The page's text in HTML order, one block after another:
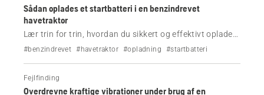
Sådan oplades et startbatteri i en benzindrevet
havetraktor
Lær trin for trin, hvordan du sikkert og effektivt oplader
din Husqvarna-havetraktors startbatteri.
#benzindrevet #havetraktor #opladning #startbatteri
Fejlfinding
Overdrevne kraftige vibrationer under brug af en